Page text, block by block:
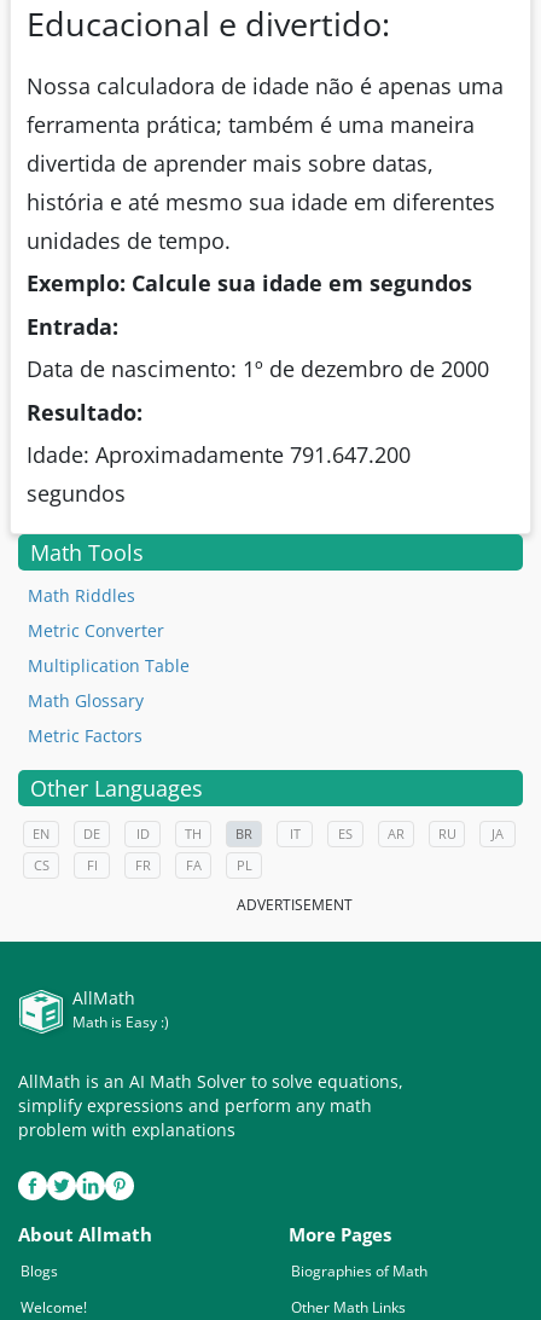
Educacional e divertido:
Nossa calculadora de idade não é apenas uma
ferramenta prática; também é uma maneira
divertida de aprender mais sobre datas,
história e até mesmo sua idade em diferentes
unidades de tempo.
Exemplo: Calcule sua idade em segundos
Entrada:
Data de nascimento: 1º de dezembro de 2000
Resultado:
Idade: Aproximadamente 791.647.200
segundos
Math Tools
Math Riddles
Metric Converter
Multiplication Table
Math Glossary
Metric Factors
Other Languages
EN DE ID TH BR IT ES AR RU
JA
CS
FI FR FA PL
ADVERTISEMENT
AllMath
Math is Easy :)
AllMath is an AI Math Solver to solve equations,
simplify expressions and perform any math
problem with explanations
About Allmath
Blogs
Welcome!
More Pages
Biographies of Math
Other Math Links